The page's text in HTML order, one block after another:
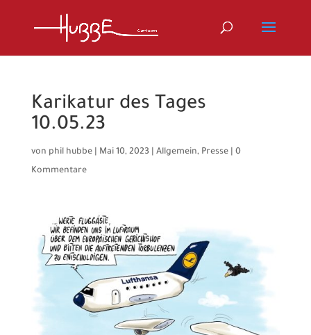
Karikatur des Tages
10.05.23
von phil hubbe| Mai 10, 2023| Allgemein, Presse| 0
Kommentare